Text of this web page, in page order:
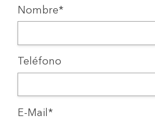
Nombre*
Teléfono
E-Mail*